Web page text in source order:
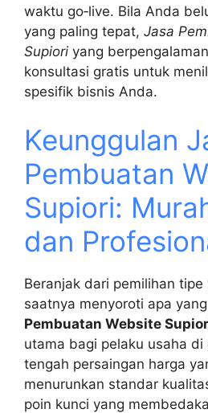
waktu go‑live. Bila Anda
yang paling tepat, Jasa
Supiori yang
konsultasi gratis untuk
spesifik bisnis Anda.
Keunggulan
Pembuatan
Supiori:
dan
Beranjak dari pemilihan
saatnya menyoroti apa
Pembuatan Website
utama bagi pelaku usaha di
tengah persaingan harga
menurunkan standar
poin kunci yang